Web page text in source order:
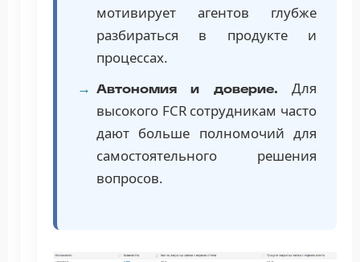
мотивирует агентов глубже
разбираться в продукте и
процессах.
Автономия и доверие. Для
высокого FCR сотрудникам часто
дают больше полномочий для
самостоятельного решения
вопросов.